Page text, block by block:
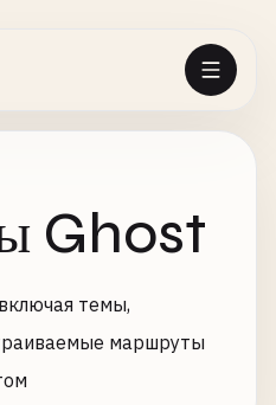
Ghost
темы,
маршруты